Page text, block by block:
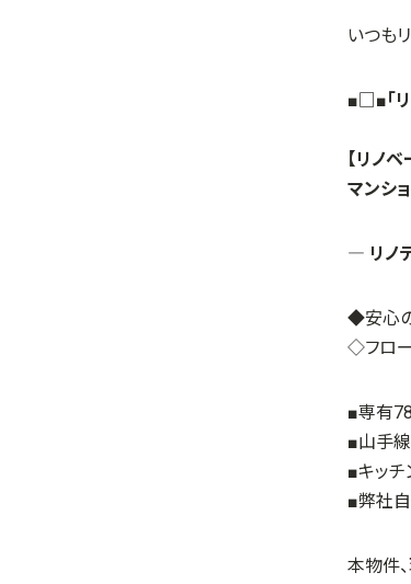
いつも
■□■「
現
【リノ
マンシ
― リノ
◆安心
◇フロ
■専有
■山手
■キッ
■弊社自
本物件